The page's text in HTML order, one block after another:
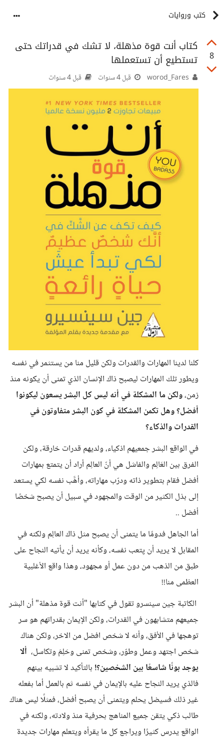
كتب وروايات
8
كتاب أنت قوة مذهلة، لا تشك في قدراتك حتى
تستطيع أن تستعملها
قبل 4 سنوات قبل 4 سنوات
كلنا لدينا المهارات والقدرات ولكن قليل منا من يستثمر في نفسه
ويطور تلك المهارات ليصبح ذاك الإنسان الذي تمنى أن يكونه منذ
زمن،ولكن ما المشكلة في أنه ليس كل البشر يسعون ليكونوا
أفضل؟ وهل تكمن المشكلة في كون البشر متفاوتون في
القدرات والذكاء؟
في الواقع البشر جمعيهم اذكياء، ولديهم قدرات خارقة، ولكن
الفرق بين العَالِم والفاشل هي أنّ العالِم أراد أن يتمتع بمهارات
أفضل فقام بتطوير ذاته ودرّب مهاراته، وأهَّب نفسه لكي يستعد
إلى بذل الكثير من الوقت والمجهود في سبيل أن يصبح شخصًا
أفضل ..
أما الجاهل فدومًا ما يتمنى أن يصبح مثل ذاك العالِم ولكنه في
المقابل لا يريد أن يِتعب نفسه، وكأنه يريد أن يأتيه النجاح على
طبق من الذهب من دون عمل أو مجهود، وهذا واقع الأغلبية
العظمى منا!!
الكاتبة جين سينسرو تقول في كتابها "أنت قوة مذهلة" أن البشر
جميعهم متشابهون في القدرات، ولكن الإيمان بقدراتهم هو سر
توهجها في الأفق، وأنه لا شخص افضل من الاخر، ولكن هناك
شخص اجتهد وعمل وطوّر، وشخص تمنى وحَلِمَ وتكاسل، ألا
يوجد بونًا شاسعًا بين الشخصين؟! بالتأكيد لا تشبيه بينهم
فالذي يريد النجاح عليه بالإيمان في نفسه ثم بالعمل أما بفعله
غير ذلك فسيضل يحلم ويتمنى أن يصبح أفضل، فمثلًا ليس هناك
طالب ذكي يتقن جميع المناهج بحرفية منذ ولادته، ولكنه في
الواقع يدرس كثيرًا ويراجع كل ما يقرأه ويتعلم مهارات جديدة